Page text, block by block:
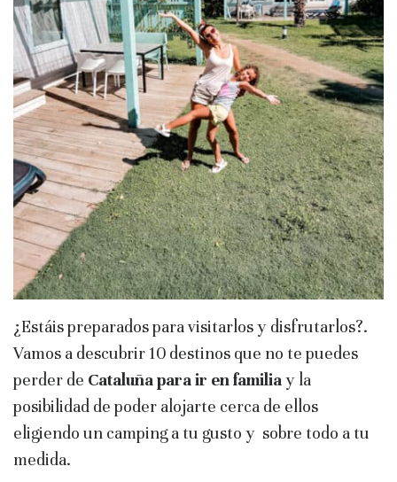
¿Estáis preparados para visitarlos y disfrutarlos?.
Vamos a descubrir 10 destinos que no te puedes
perder de Cataluña para ir en familiay la
posibilidad de poder alojarte cerca de ellos
eligiendo un camping a tu gusto y sobre todo a tu
medida.